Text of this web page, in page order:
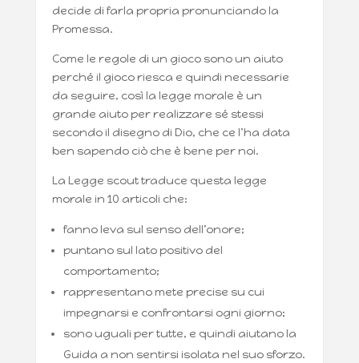
decide di farla propria pronunciando la
Promessa.
Come le regole di un gioco sono un aiuto
perché il gioco riesca e quindi necessarie
da seguire, così la legge morale è un
grande aiuto per realizzare sé stessi
secondo il disegno di Dio, che ce l’ha data
ben sapendo ciò che è bene per noi.
La Legge scout traduce questa legge
morale in 10 articoli che:
fanno leva sul senso dell’onore;
puntano sul lato positivo del
comportamento;
rappresentano mete precise su cui
impegnarsi e confrontarsi ogni giorno;
sono uguali per tutte, e quindi aiutano la
Guida a non sentirsi isolata nel suo sforzo.